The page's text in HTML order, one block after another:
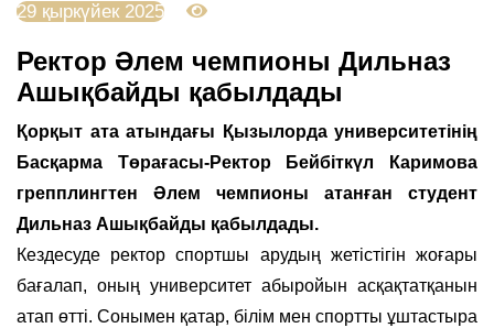
29 қыркүйек 2025
Ректор Әлем чемпионы Дильназ
Ашықбайды қабылдады
Қорқыт ата атындағы Қызылорда университетінің
Басқарма Төрағасы-Ректор Бейбіткүл Каримова
грепплингтен Әлем чемпионы атанған студент
Дильназ Ашықбайды қабылдады.
Кездесуде ректор спортшы арудың жетістігін жоғары
бағалап, оның университет абыройын асқақтатқанын
атап өтті. Сонымен қатар, білім мен спортты ұштастыра